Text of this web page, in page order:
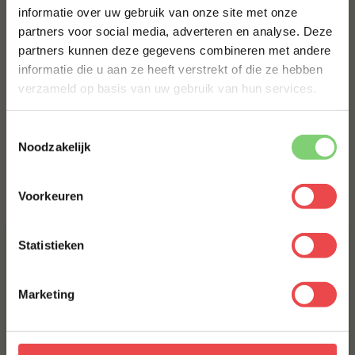
informatie over uw gebruik van onze site met onze
partners voor social media, adverteren en analyse. Deze
partners kunnen deze gegevens combineren met andere
informatie die u aan ze heeft verstrekt of die ze hebben
verzameld op basis van uw gebruik van hun services.
Noodzakelijk
Voorkeuren
Statistieken
Marketing
€ 30,- € 25,-
VARKENSSCHNITZEL
€ 7,-
€ 4,75
eerste bestelling*
Schrijf je in voor onze nieuwsbrief en ontvang direct
10% korting op jouw eerste bestelling.
ACHTERNAAM